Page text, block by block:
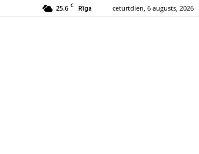
25.6 C Rīga ceturtdien, 6 augusts, 2026